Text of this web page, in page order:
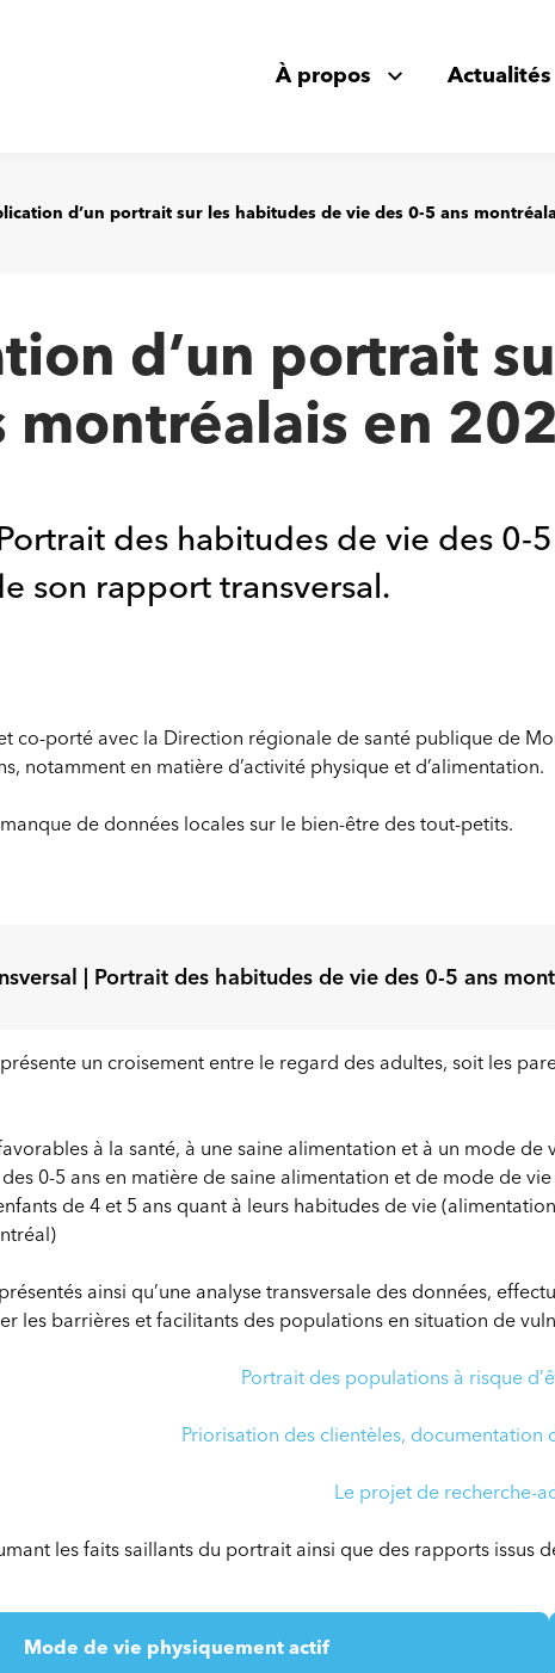
À propos Actualités
d’un portrait sur les habitudes de vie des 0-5 ans
d’un portrait
montréalais en
des habitudes de vie des
son rapport transversal.
co-porté avec la Direction régionale de santé publique de
notamment en matière d’activité physique et d’alimentation.
de données locales sur le bien-être des tout-petits.
| Portrait des habitudes de vie des 0-5 ans
un croisement entre le regard des adultes, soit les
à la santé, à une saine alimentation et à un mode
0-5 ans en matière de saine alimentation et de mode de
de 4 et 5 ans quant à leurs habitudes de vie
ainsi qu’une analyse transversale des données,
les barrières et facilitants des populations en situation de
Portrait des populations à risque
Priorisation des clientèles, documentation
Le projet de recherche-
les faits saillants du portrait ainsi que des rapports
Mode de vie physiquement actif